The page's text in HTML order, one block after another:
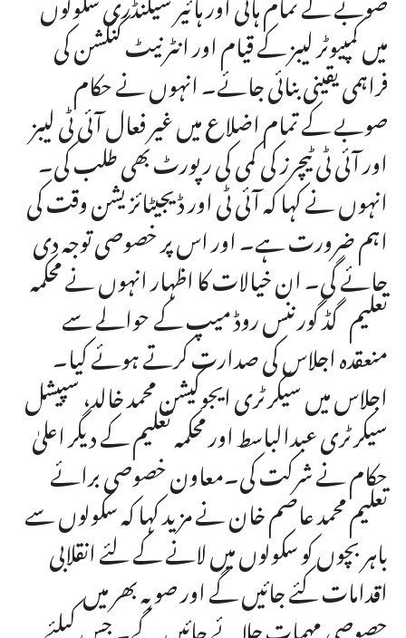
میں کمپیوٹر لیبز کے قیام اور انٹرنیٹ کنکشن کی
فراہمی یقینی بنائی جائے۔ انہوں نے حکام
صوبے کے تمام اضلاع میں غیر فعال آئی ٹی لیبز
اور آئی ٹی ٹیچرز کی کمی کی رپورٹ بھی طلب کی۔
انہوں نے کہا کہ آئی ٹی اور ڈیجیٹائزیشن وقت کی
اہم ضرورت ہے۔ اور اس پر خصوصی توجہ دی
جائے گی۔ ان خیالات کا اظہار انہوں نے محکمہ
تعلیم گڈ گورننس روڈ میپ کے حوالے سے
منعقدہ اجلاس کی صدارت کرتے ہوئے کیا۔
اجلاس میں سیکرٹری ایجوکیشن محمد خالد، سپیشل
سیکرٹری عبدالباسط اور محکمہ تعلیم کے دیگر اعلیٰ
حکام نے شرکت کی۔معاون خصوصی برائے
تعلیم محمد عاصم خان نے مزید کہا کہ سکولوں سے
باہر بچوں کو سکولوں میں لانے کے لئے انقلابی
اقدامات کئے جائیں گے اور صوبہ بھر میں
حصوصی مہمات چلائے جائیں گے۔ جس کیلئے